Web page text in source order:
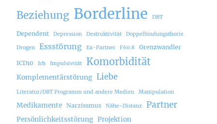
Beziehung Borderline DBT
Dependent Depression Destruktivität Doppelbindungsthorie
Drogen Essstörung Ex-Partner F60.8 Grenzwandler
ICD10 Ich Impulsivität Komorbidität
Komplementärstörung Liebe
Literatur/DBT Programm und andere Medien Manipulation
Medikamente Narzissmus Nähe-Distanz Partner
Persönlichkeitsstörung Projektion